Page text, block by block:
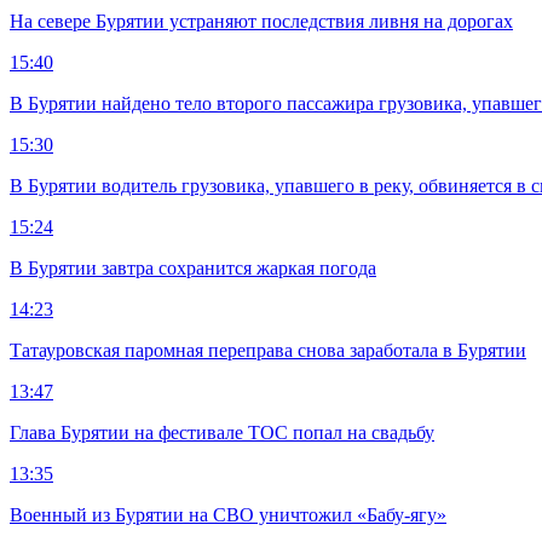
На севере Бурятии устраняют последствия ливня на дорогах
15:40
В Бурятии найдено тело второго пассажира грузовика,
15:30
В Бурятии водитель грузовика, упавшего в реку, обвиняется в
15:24
В Бурятии завтра сохранится жаркая погода
14:23
Татауровская паромная переправа снова заработала в Бурятии
13:47
Глава Бурятии на фестивале ТОС попал на свадьбу
13:35
Военный из Бурятии на СВО уничтожил «Бабу-ягу»